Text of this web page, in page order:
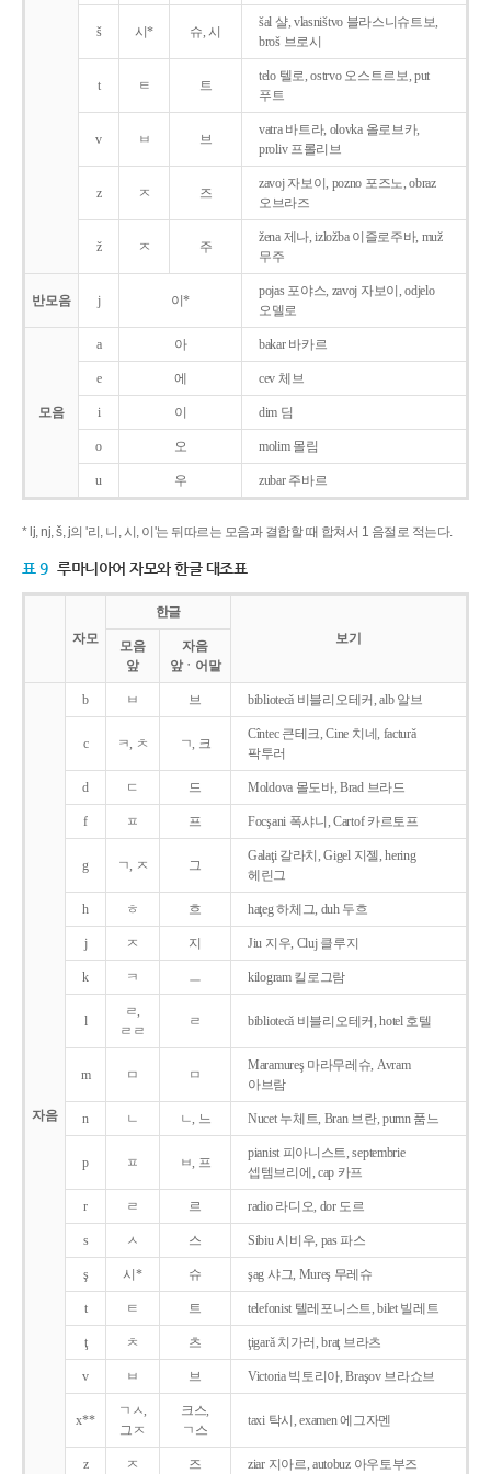
š 시* 슈, 시
šal 샬, vlasništvo 블라스니슈트보,
broš 브로시
t ㅌ 트
telo 텔로, ostrvo 오스트르보, put
푸트
v ㅂ 브
vatra 바트라, olovka 올로브카,
proliv 프롤리브
z ㅈ 즈
zavoj 자보이, pozno 포즈노, obraz
오브라즈
ž ㅈ 주
žena 제나, izložba 이즐로주바, muž
무주
반모음 j 이*
pojas 포야스, zavoj 자보이, odjelo
오델로
모음
a 아 bakar 바카르
e 에 cev 체브
i 이 dim 딤
o 오 molim 몰림
u 우 zubar 주바르
* lj, nj, š, j의 '리, 니, 시, 이'는 뒤따르는 모음과 결합할 때 합쳐서 1 음절로 적는다.
표 9 루마니아어 자모와 한글 대조표
자모
한글
보기
모음
앞
자음
앞ㆍ어말
자음
b ㅂ 브 bibliotecǎ 비블리오테커, alb 알브
c ㅋ, ㅊ ㄱ, 크
Cîntec 큰테크, Cine 치네, facturǎ
팍투러
d ㄷ 드 Moldova 몰도바, Brad 브라드
f ㅍ 프 Focşani 폭샤니, Cartof 카르토프
g ㄱ, ㅈ 그
Galaţi 갈라치, Gigel 지젤, hering
헤린그
h ㅎ 흐 haţeg 하체그, duh 두흐
j ㅈ 지 Jiu 지우, Cluj 클루지
k ㅋ ㅡ kilogram 킬로그람
l
ㄹ,
ㄹㄹ
ㄹ bibliotecǎ 비블리오테커, hotel 호텔
m ㅁ ㅁ
Maramureş 마라무레슈, Avram
아브람
n ㄴ ㄴ, 느 Nucet 누체트, Bran 브란, pumn 품느
p ㅍ ㅂ, 프
pianist 피아니스트, septembrie
셉템브리에, cap 카프
r ㄹ 르 radio 라디오, dor 도르
s ㅅ 스 Sibiu 시비우, pas 파스
ş 시* 슈 şag 샤그, Mureş 무레슈
t ㅌ 트 telefonist 텔레포니스트, bilet 빌레트
ţ ㅊ 츠 ţigarǎ 치가러, braţ 브라츠
v ㅂ 브 Victoria 빅토리아, Braşov 브라쇼브
x**
ㄱㅅ,
그ㅈ
크스,
ㄱ스
taxi 탁시, examen 에그자멘
z ㅈ 즈 ziar 지아르, autobuz 아우토부즈